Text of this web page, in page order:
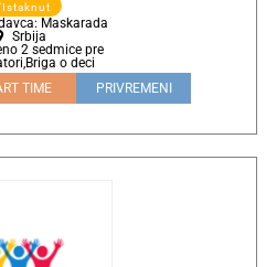
Istaknut
Maskarada
Srbija
2 sedmice pre
,Briga o deci
TIME PRIVREMENI